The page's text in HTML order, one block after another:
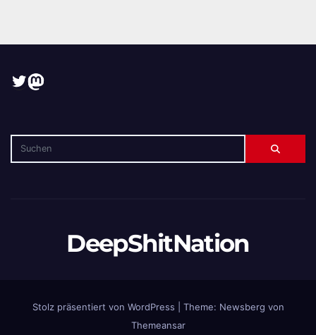
Twitter
Mastodon
DeepShitNation
Stolz präsentiert von WordPress Theme: Newsberg von
Themeansar